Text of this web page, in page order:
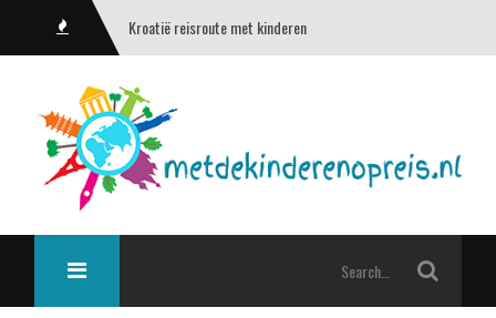
Kroatië reisroute met kinderen